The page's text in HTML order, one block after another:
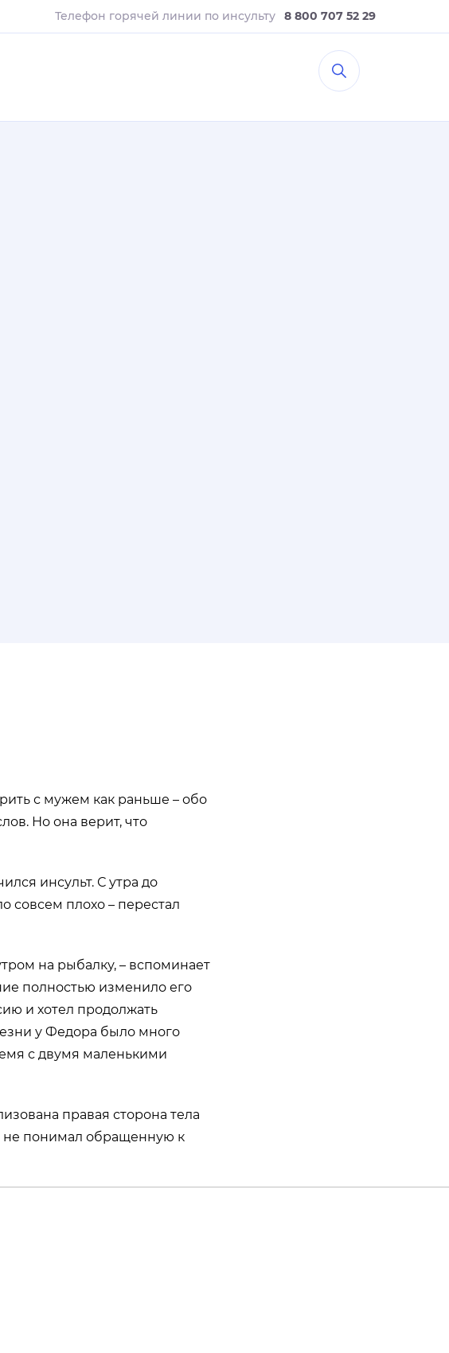
Телефон горячей линии по инсульту 8 800 707 52 29
с мужем как раньше – обо
Но она верит, что
инсульт. С утра до
совсем плохо – перестал
на рыбалку, – вспоминает
полностью изменило его
и хотел продолжать
у Федора было много
с двумя маленькими
правая сторона тела
не понимал обращенную к